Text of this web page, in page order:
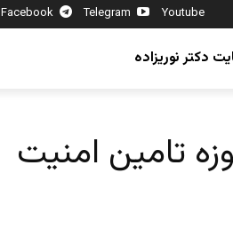
Facebook Telegram Youtube
دکتر نوریزاده
تامین امنیت